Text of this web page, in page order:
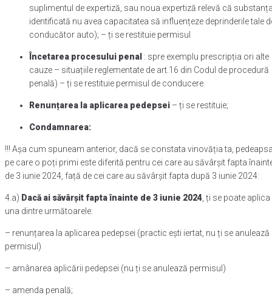
suplimentul de expertiză, sau noua expertiză relevă că
identificată nu avea capacitatea să influențeze deprinderile tale
conducător auto); – ți se restituie permisul
Încetarea procesului penal : spre exemplu prescripția ori alte
cauze – situațiile reglementate de art.16 din Codul de procedură
penală) – ți se restituie permisul de conducere.
Renunțarea la aplicarea pedepsei – ți se restituie;
Condamnarea:
!!! Așa cum spuneam anterior, dacă se constata vinovăția ta,
pe care o poți primi este diferită pentru cei care au săvârșit fapta
de 3 iunie 2024, față de cei care au săvârșit fapta după 3 iunie 2024:
4.a) Dacă ai săvârșit fapta înainte de 3 iunie 2024 , ți se poate aplica
una dintre următoarele:
– renunțarea la aplicarea pedepsei (practic ești iertat, nu ți se anulează
permisul)
– amânarea aplicării pedepsei (nu ți se anulează permisul)
– amenda penală;